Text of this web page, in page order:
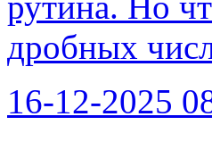
дробных
16-12-2025